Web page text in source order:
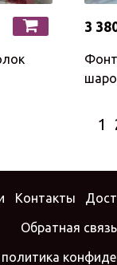
3
1
Контакты
Обратная связь